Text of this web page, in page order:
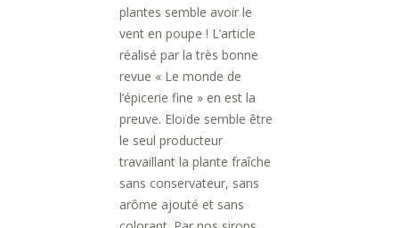
plantes semble avoir le
vent en poupe ! L’article
réalisé par la très bonne
revue « Le monde de
l’épicerie fine » en est la
preuve. Eloïde semble être
le seul producteur
travaillant la plante fraîche
sans conservateur, sans
arôme ajouté et sans